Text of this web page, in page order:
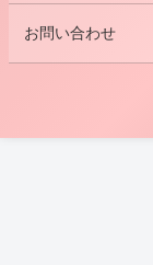
お問い合わせ